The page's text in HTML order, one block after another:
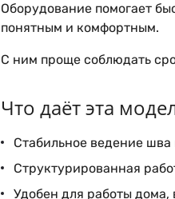
Оборудование помогает
понятным и комфортным.
С ним проще соблюдать
Что даёт эта
Стабильное ведение шва
Структурированная
Удобен для работы дома,